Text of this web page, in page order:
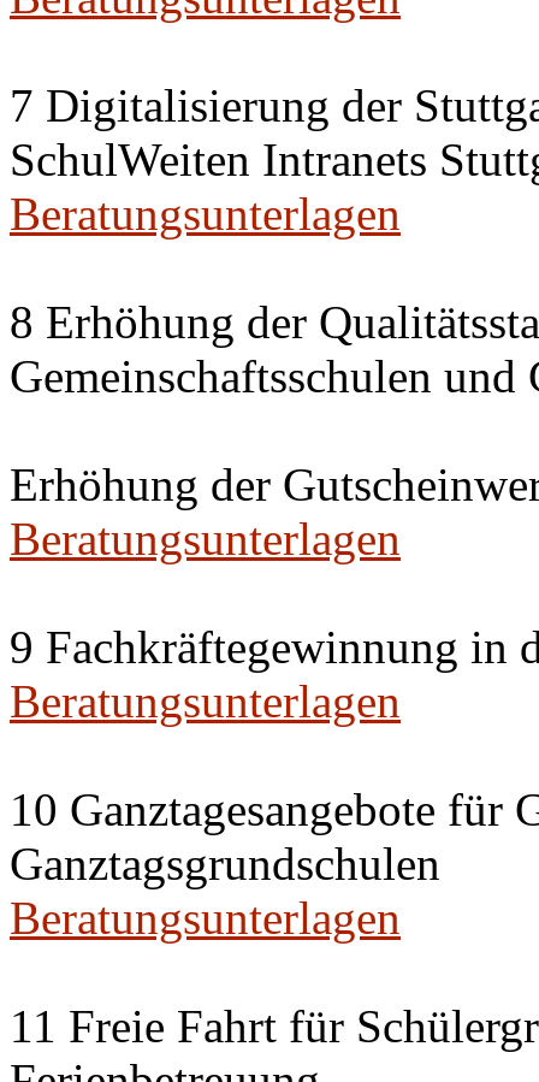
7 Digitalisierung der
SchulWeiten Intranets
Beratungsunterlagen
8 Erhöhung der
Gemeinschaftsschulen und
Erhöhung der
Beratungsunterlagen
9 Fachkräftegewinnung in
Beratungsunterlagen
10 Ganztagesangebote für
Ganztagsgrundschulen
Beratungsunterlagen
11 Freie Fahrt für